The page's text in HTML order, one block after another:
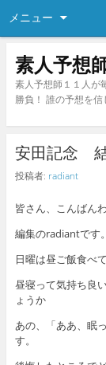
メニュー
素人予想
素人予想師１１人が
勝負！ 誰の予想を信
安田記念
投稿者: radiant
皆さん、こんばん
編集のradiantです。
日曜は昼ご飯食べ
昼寝って気持ち良
ょうか
あの、「ああ、眠
す。